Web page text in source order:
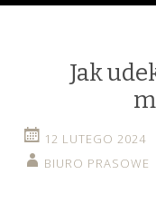
Jak
12 LUTEGO 2024
BIURO PRASOWE